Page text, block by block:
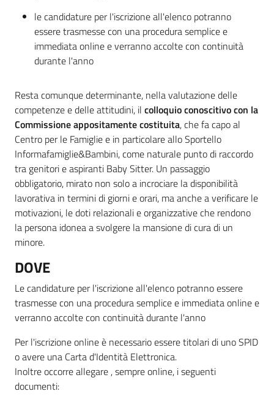
le candidature per l'iscrizione all'elenco potranno
essere trasmesse con una procedura semplice e
immediata online e verranno accolte con continuità
durante l'anno
Resta comunque determinante, nella valutazione delle
competenze e delle attitudini, il colloquio conoscitivo con la
Commissione appositamente costituita, che fa capo al
Centro per le Famiglie e in particolare allo Sportello
Informafamiglie&Bambini, come naturale punto di raccordo
tra genitori e aspiranti Baby Sitter. Un passaggio
obbligatorio, mirato non solo a incrociare la disponibilità
lavorativa in termini di giorni e orari, ma anche a verificare le
motivazioni, le doti relazionali e organizzative che rendono
la persona idonea a svolgere la mansione di cura di un
minore.
DOVE
Le candidature per l'iscrizione all'elenco potranno essere
trasmesse con una procedura semplice e immediata online e
verranno accolte con continuità durante l'anno
Per l'iscrizione online è necessario essere titolari di uno SPID
o avere una Carta d'Identità Elettronica.
Inoltre occorre allegare , sempre online, i seguenti
documenti: